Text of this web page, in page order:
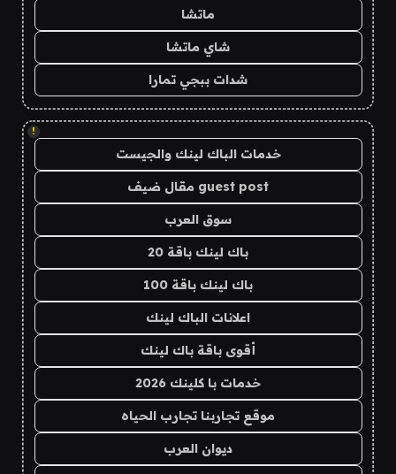
ماتشا
شاي ماتشا
شدات ببجي تمارا
!
خدمات الباك لينك والجيست
guest post مقال ضيف
سوق العرب
باك لينك باقة 20
باك لينك باقة 100
اعلانات الباك لينك
أقوى باقة باك لينك
خدمات با كلينك 2026
موقع تجاربنا تجارب الحياه
ديوان العرب